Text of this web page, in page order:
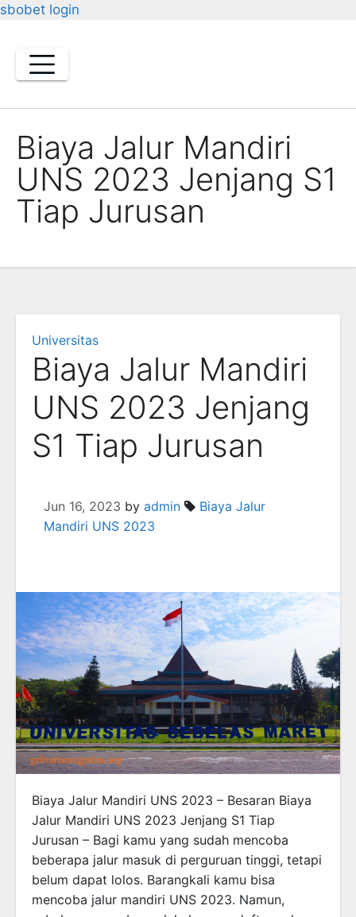
sbobet login
content
Biaya Jalur Mandiri
UNS 2023 Jenjang S1
Tiap Jurusan
Universitas
Biaya Jalur Mandiri
UNS 2023 Jenjang
S1 Tiap Jurusan
Jun 16, 2023 by admin
Biaya Jalur
Mandiri UNS 2023
Biaya Jalur Mandiri UNS 2023 – Besaran Biaya
Jalur Mandiri UNS 2023 Jenjang S1 Tiap
Jurusan – Bagi kamu yang sudah mencoba
beberapa jalur masuk di perguruan tinggi, tetapi
belum dapat lolos. Barangkali kamu bisa
mencoba jalur mandiri UNS 2023. Namun,